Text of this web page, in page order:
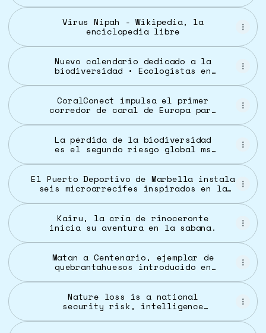
Virus Nipah - Wikipedia, la
enciclopedia libre
Nuevo calendario dedicado a la
biodiversidad • Ecologistas en
CoralConect impulsa el primer
corredor de coral de Europa para
Mediterráneo | Universidad de
Sevilla
La pérdida de la biodiversidad
es el segundo riesgo global ms
- El Nacional
El Puerto Deportivo de Marbella instala
seis microarrecifes inspirados en la
renaturalización de la biodiversidad
marina
Kairu, la cría de rinoceronte
inicia su aventura en la sabana.
Matan a Centenario, ejemplar de
quebrantahuesos introducido en
Nature loss is a national
security risk, intelligence